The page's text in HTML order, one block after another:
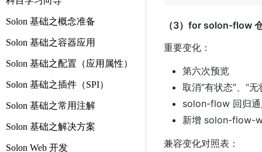
Solon 基础之概念准备
Solon 基础之容器应用
Solon 基础之配置（应用属性）
Solon 基础之插件（SPI）
Solon 基础之常用注解
Solon 基础之解决方案
Solon Web 开发
（3）for solon-flow
重要变化：
第六次预览
取消“有状态”、“
solon-flow 回归通
新增 solon-flow-
兼容变化对照表：